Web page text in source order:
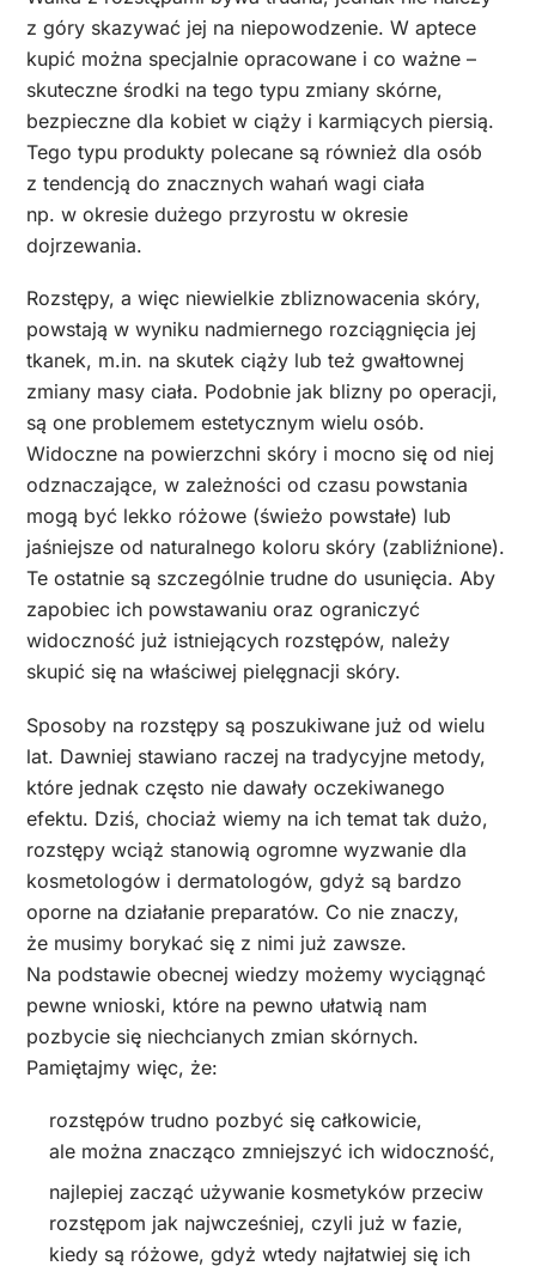
z góry skazywać jej na niepowodzenie. W aptece
kupić można specjalnie opracowane i co ważne –
skuteczne środki na tego typu zmiany skórne,
bezpieczne dla kobiet w ciąży i karmiących piersią.
Tego typu produkty polecane są również dla osób
z tendencją do znacznych wahań wagi ciała
np. w okresie dużego przyrostu w okresie
dojrzewania.
Rozstępy, a więc niewielkie zbliznowacenia skóry,
powstają w wyniku nadmiernego rozciągnięcia jej
tkanek, m.in. na skutek ciąży lub też gwałtownej
zmiany masy ciała. Podobnie jak blizny po operacji,
są one problemem estetycznym wielu osób.
Widoczne na powierzchni skóry i mocno się od niej
odznaczające, w zależności od czasu powstania
mogą być lekko różowe (świeżo powstałe) lub
jaśniejsze od naturalnego koloru skóry (zabliźnione).
Te ostatnie są szczególnie trudne do usunięcia. Aby
zapobiec ich powstawaniu oraz ograniczyć
widoczność już istniejących rozstępów, należy
skupić się na właściwej pielęgnacji skóry.
Sposoby na rozstępy są poszukiwane już od wielu
lat. Dawniej stawiano raczej na tradycyjne metody,
które jednak często nie dawały oczekiwanego
efektu. Dziś, chociaż wiemy na ich temat tak dużo,
rozstępy wciąż stanowią ogromne wyzwanie dla
kosmetologów i dermatologów, gdyż są bardzo
oporne na działanie preparatów. Co nie znaczy,
że musimy borykać się z nimi już zawsze.
Na podstawie obecnej wiedzy możemy wyciągnąć
pewne wnioski, które na pewno ułatwią nam
pozbycie się niechcianych zmian skórnych.
Pamiętajmy więc, że:
rozstępów trudno pozbyć się całkowicie,
ale można znacząco zmniejszyć ich widoczność,
najlepiej zacząć używanie kosmetyków przeciw
rozstępom jak najwcześniej, czyli już w fazie,
kiedy są różowe, gdyż wtedy najłatwiej się ich